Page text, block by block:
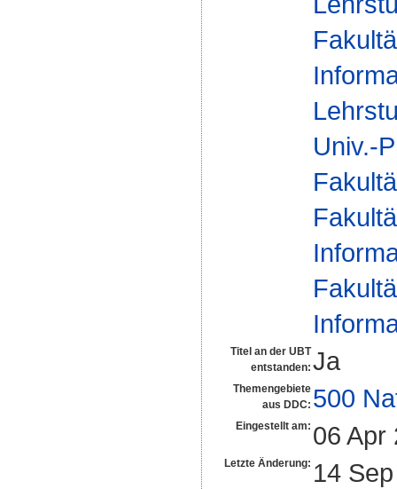
Univ.-
Titel an der UBT
entstanden: Ja
Themengebiete
aus DDC: 500
Eingestellt am: 06 Apr
Letzte Änderung: 14